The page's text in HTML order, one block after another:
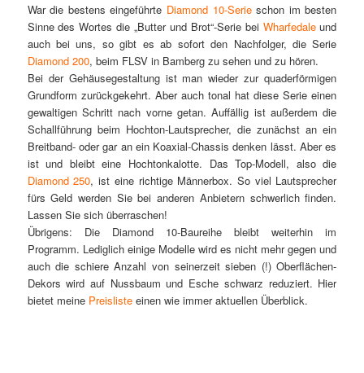
War die bestens eingeführte Diamond 10-Serieschon im besten
Sinne des Wortes die „Butter und Brot“-Serie bei Wharfedaleund
auch bei uns, so gibt es ab sofort den Nachfolger, die Serie
Diamond 200, beim FLSV in Bamberg zu sehen und zu hören.
Bei der Gehäusegestaltung ist man wieder zur quaderförmigen
Grundform zurückgekehrt. Aber auch tonal hat diese Serie einen
gewaltigen Schritt nach vorne getan. Auffällig ist außerdem die
Schallführung beim Hochton-Lautsprecher, die zunächst an ein
Breitband- oder gar an ein Koaxial-Chassis denken lässt. Aber es
ist und bleibt eine Hochtonkalotte. Das Top-Modell, also die
Diamond 250, ist eine richtige Männerbox. So viel Lautsprecher
fürs Geld werden Sie bei anderen Anbietern schwerlich finden.
Lassen Sie sich überraschen!
Übrigens: Die Diamond 10-Baureihe bleibt weiterhin im
Programm. Lediglich einige Modelle wird es nicht mehr gegen und
auch die schiere Anzahl von seinerzeit sieben (!) Oberflächen-
Dekors wird auf Nussbaum und Esche schwarz reduziert. Hier
bietet meine Preislisteeinen wie immer aktuellen Überblick.